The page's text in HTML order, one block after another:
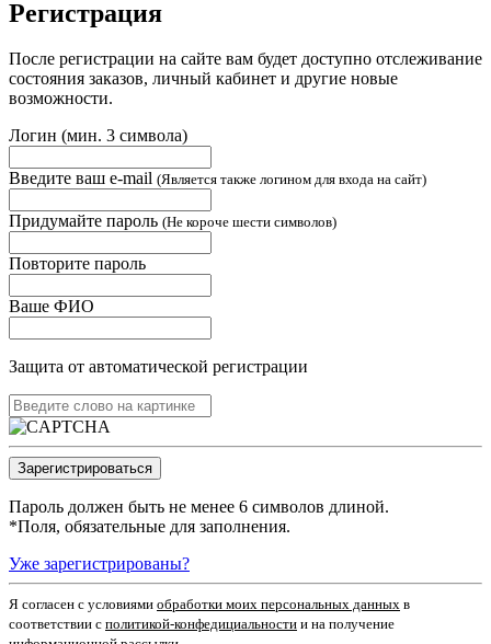
Регистрация
После регистрации на сайте вам будет доступно отслеживание
состояния заказов, личный кабинет и другие новые
возможности.
Логин (мин. 3 символа)
Введите ваш e-mail (Является также логином для входа на сайт)
Придумайте пароль (Не короче шести символов)
Повторите пароль
Ваше ФИО
Защита от автоматической регистрации
Пароль должен быть не менее 6 символов длиной.
*Поля, обязательные для заполнения.
Уже зарегистрированы?
Я согласен c условиями обработки моих персональных данных в
соответствии с политикой-конфедициальности и на получение